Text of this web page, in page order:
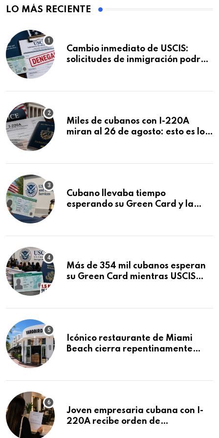
LO MÁS RECIENTE
Cambio inmediato de USCIS:
solicitudes de inmigración podrán
Miles de cubanos con I-220A
miran al 26 de agosto: esto es lo
Cubano llevaba tiempo
esperando su Green Card y la
Más de 354 mil cubanos esperan
su Green Card mientras USCIS
Icónico restaurante de Miami
Beach cierra repentinamente
Joven empresaria cubana con I-
220A recibe orden de